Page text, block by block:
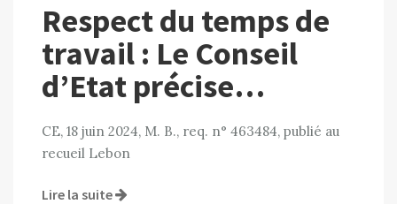
Respect du temps de
travail : Le Conseil
d’Etat précise…
CE, 18 juin 2024, M. B., req. n° 463484, publié au
recueil Lebon
Lire la suite